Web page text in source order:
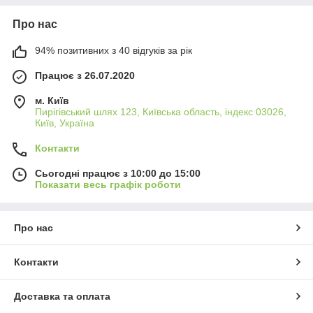
Про нас
94% позитивних з 40 відгуків за рік
Працює з 26.07.2020
м. Київ
Пирігівський шлях 123, Київська область, індекс 03026,
Київ, Україна
Контакти
Сьогодні працює з 10:00 до 15:00
Показати весь графік роботи
Про нас
Контакти
Доставка та оплата